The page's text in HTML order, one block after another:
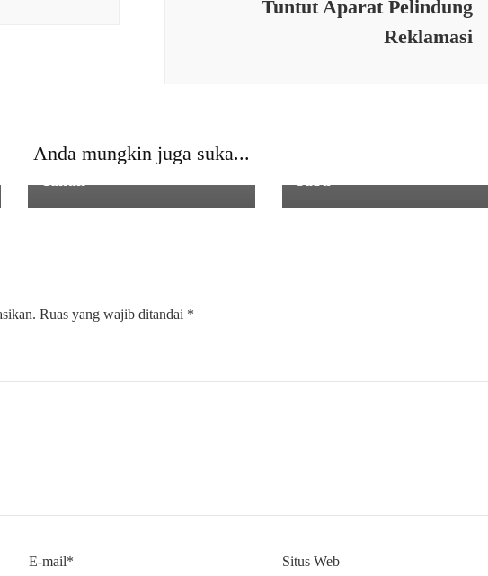
Tuntut Aparat Pelindung
Reklamasi
Anda mungkin juga suka...
Dicabuli Kakek Berusia 74
Ruas yang wajib ditandai *
E-mail* Situs Web